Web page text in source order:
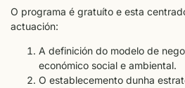
O programa é gratuíto e esta
actuación:
A definición do modelo de
económico social e ambiental.
O establecemento dunha